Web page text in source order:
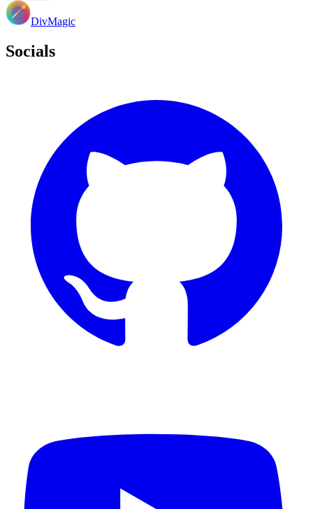
DivMagic
Socials